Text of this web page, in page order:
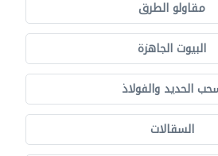
مقاولو الطرق
البيوت الجاهزة
الحديد والفولاذ
السقالات